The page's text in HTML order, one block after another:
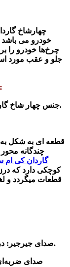
چهارشاخ
خودرو می باشد
چرخ‌ها خودرو را
جلو و عقب مورد
:
جنس چهار شاخ گاردان بیشتر از استیل و یا ترموپلاستیک می باشد.
قطعه ای به شکل به
چندگانه محور
گاردان کی ام
کوچکی دارد که
قطعات میگردد و
صدای جیرجیر: در اثر کمبود روانکار یا خرابی بلبرینگ‌ها می باشد.
صدای